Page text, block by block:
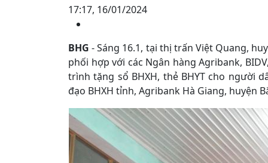
17:17, 16/01/2024
BHG - Sáng 16.1, tại thị trấn Việt Quang,
phối hợp với các Ngân hàng Agribank,
trình tặng sổ BHXH, thẻ BHYT cho người
đạo BHXH tỉnh, Agribank Hà Giang, huyện